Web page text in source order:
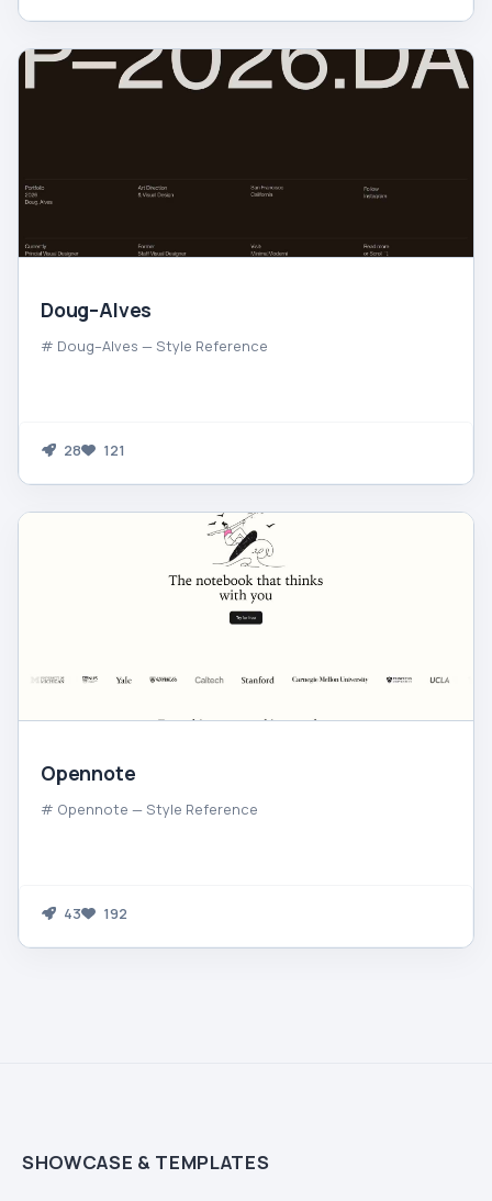
Doug–Alves
# Doug–Alves — Style Reference
28 121
Opennote
# Opennote — Style Reference
43 192
SHOWCASE & TEMPLATES